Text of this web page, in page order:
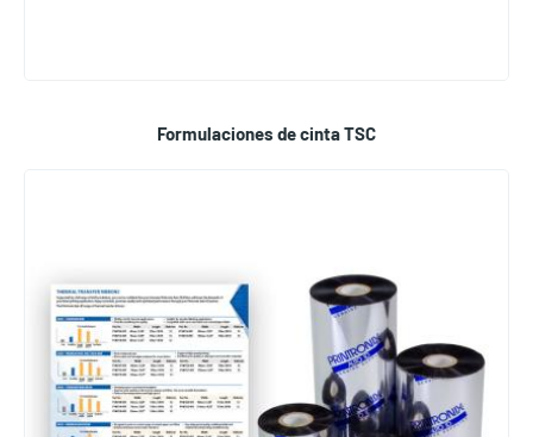
Formulaciones de cinta TSC